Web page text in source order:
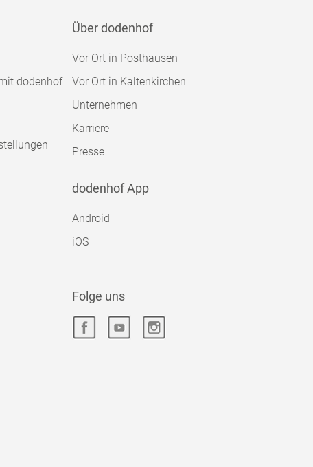
dodenhof
Über dodenhof
Vor Ort in Posthausen
Vor Ort in Kaltenkirchen
Unternehmen
Karriere
Presse
dodenhof App
Android
iOS
Folge uns